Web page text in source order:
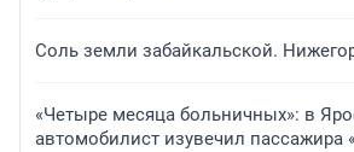
Соль земли забайкальской.
«Четыре месяца больничных»: в
автомобилист изувечил пассажира